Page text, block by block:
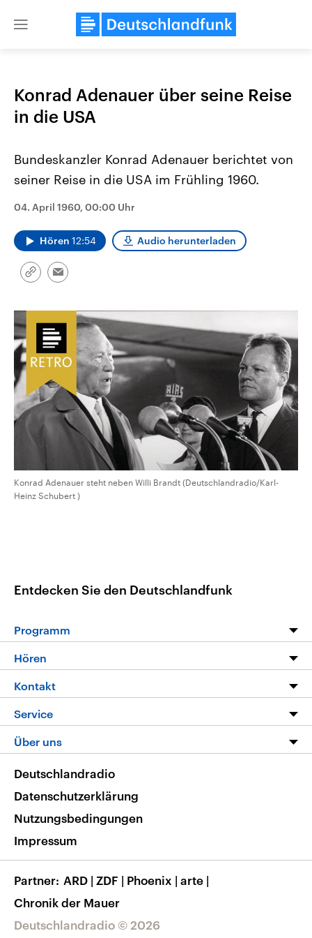
Close
Themen
Landtagswahl Sachsen-Anhalt
2026
Alle Informationen
Sachsen-Anhalt wählt am 6.
Bundesland von einer Koalition aus
CDU, SPD und FDP regiert.-
Umfragen, Prognosen,
Wahlprogramme, aktuelle Berichte
und Hintergründe zu den Parteien
und Kandidaten der anstehenden
Wahl.
USA
Aktuelle Beiträge,
mit großem Einfluss auf
Sendungen Programm Podcasts
Audio-Archiv
Konrad Adenauer über seine Reise
in die USA
Bundeskanzler Konrad Adenauer berichtet von
seiner Reise in die USA im Frühling 1960.
04. April 1960, 00:00 Uhr
Hören 12:54 Audio herunterladen
Link
Email
Konrad Adenauer steht neben Willi Brandt (Deutschlandradio/Karl-
Heinz Schubert )
Entdecken Sie den Deutschlandfunk
Programm
Programm
Die Nachrichten
Nachrichtenleicht
Neue Beiträge auf dlf.de
Hören
Livestream
Podcasts
Deutschlandfunk App
Nachrichten App
Frequenzen
Kontakt
Hörerservice
Service
FAQ
Veranstaltungen
Musikliste
RSS
Über uns
Barrierefreiheit
Deutschlandradio © 2026
Deutschlandradio
Datenschutzerklärung
Nutzungsbedingungen
Impressum
Partner ARD | ZDF | Phoenix | arte |
Chronik der Mauer